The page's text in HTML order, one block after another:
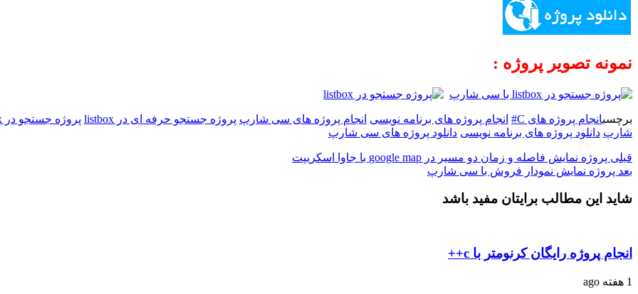
نمونه تصویر پروژه :
برچسبانجام پروژه های C# انجام پروژه های برنامه نویسی انجام پروژه های سی شارپ پروژه جستجو حرفه ای در listbox پروژه جستجو در listbox
شارپ دانلود پروژه های برنامه نویسی دانلود پروژه های سی شارپ
قبلی پروژه نمایش فاصله و زمان دو مسیر در google map با جاوا اسکریپت
بعد پروژه نمایش نمودار فروش با سی شارپ
شاید این مطالب برایتان مفید باشد
انجام پروژه رایگان کرنومتر با c++
1 هفته ago